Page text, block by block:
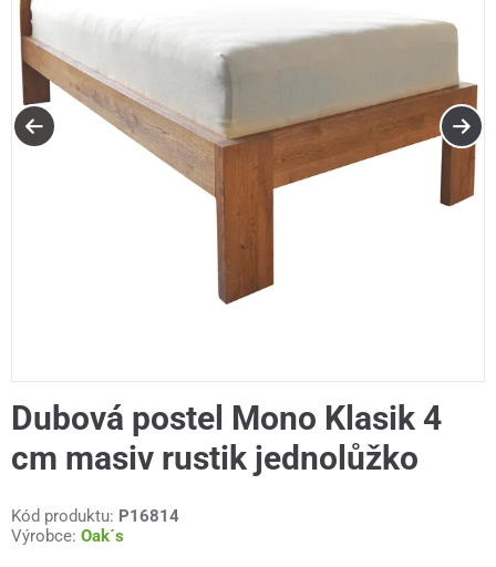
Dubová postel Mono Klasik 4
cm masiv rustik jednolůžko
Kód produktu: P16814
Výrobce: Oak´s